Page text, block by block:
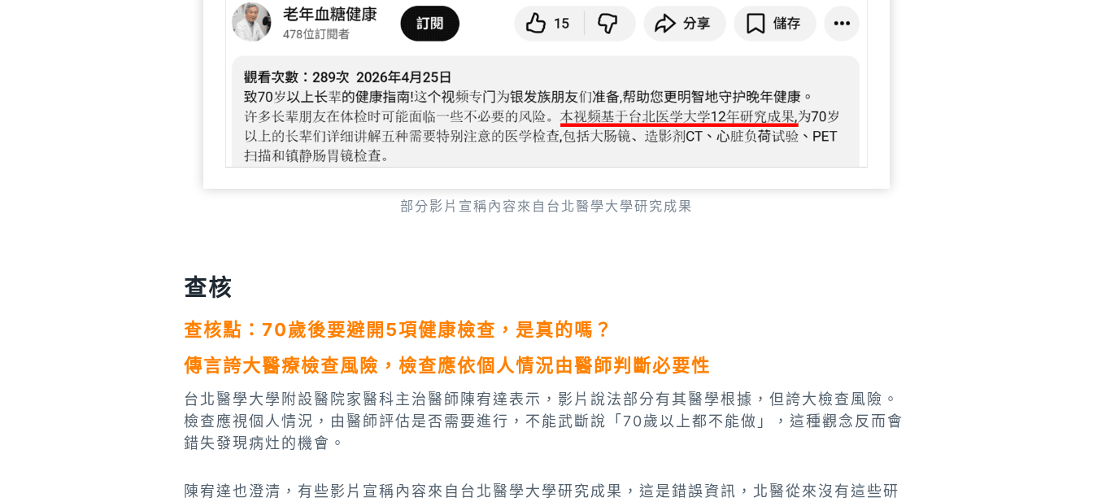
部分影片宣稱內容來自台北醫學大學研究成果
查核
查核點：70歲後要避開5項健康檢查，是真的嗎？
傳言誇大醫療檢查風險，檢查應依個人情況由醫師判斷必要性
台北醫學大學附設醫院家醫科主治醫師陳宥達表示，影片說法部分有其醫學根據，但誇大檢查風險。
檢查應視個人情況，由醫師評估是否需要進行，不能武斷說「70歲以上都不能做」，這種觀念反而會
錯失發現病灶的機會。
陳宥達也澄清，有些影片宣稱內容來自台北醫學大學研究成果，這是錯誤資訊，北醫從來沒有這些研